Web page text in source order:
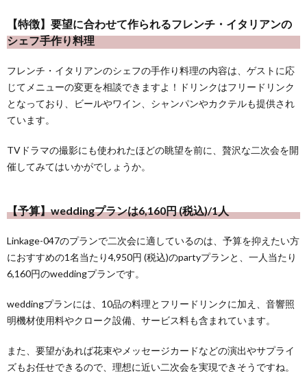
【特徴】要望に合わせて作られるフレンチ・イタリアンの
シェフ手作り料理
フレンチ・イタリアンのシェフの手作り料理の内容は、ゲストに応
じてメニューの変更を相談できますよ！ドリンクはフリードリンク
となっており、ビールやワイン、シャンパンやカクテルも提供され
ています。
TVドラマの撮影にも使われたほどの眺望を前に、贅沢な二次会を開
催してみてはいかがでしょうか。
【予算】weddingプランは6,160円 (税込)/1人
Linkage-047のプランで二次会に適しているのは、予算を抑えたい方
におすすめの1名当たり4,950円 (税込)のpartyプランと、一人当たり
6,160円のweddingプランです。
weddingプランには、10品の料理とフリードリンクに加え、音響照
明機材使用料やクローク設備、サービス料も含まれています。
また、要望があれば花束やメッセージカードなどの演出やサプライ
ズもお任せできるので、理想に近い二次会を実現できそうですね。